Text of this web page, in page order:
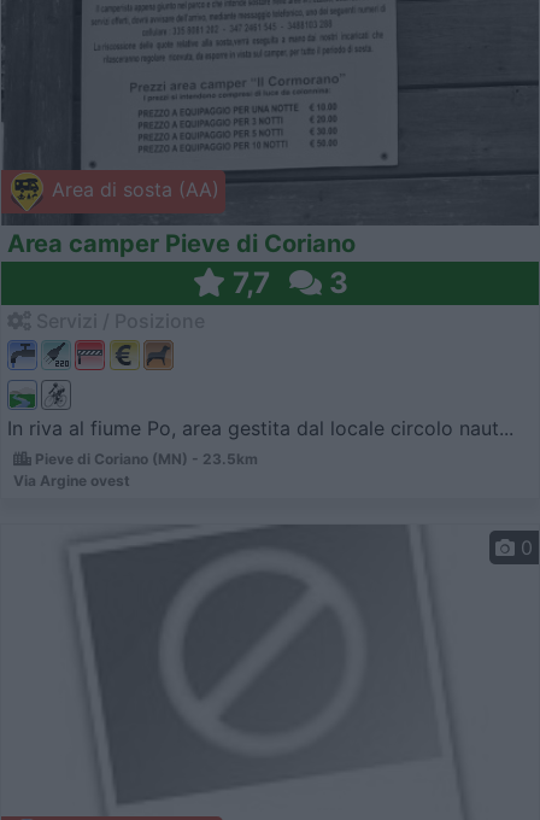
Area di sosta (AA)
Area camper Pieve di Coriano
7,7 3
In riva al fiume Po, area gestita dal locale circolo naut...
Pieve di Coriano (MN) - 23.5km
Via Argine ovest
0